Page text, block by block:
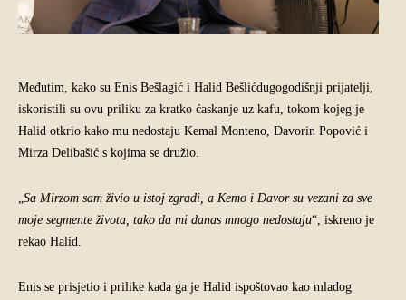
Međutim, kako su Enis Bešlagić i Halid Bešlićdugogodišnji prijatelji,
iskoristili su ovu priliku za kratko ćaskanje uz kafu, tokom kojeg je
Halid otkrio kako mu nedostaju Kemal Monteno, Davorin Popović i
Mirza Delibašić s kojima se družio.
Sa Mirzom sam živio u istoj zgradi, a Kemo i Davor su vezani za sve
moje segmente života, tako da mi danas mnogo nedostaju“, iskreno je
rekao Halid.
Enis se prisjetio i prilike kada ga je Halid ispoštovao kao mladog